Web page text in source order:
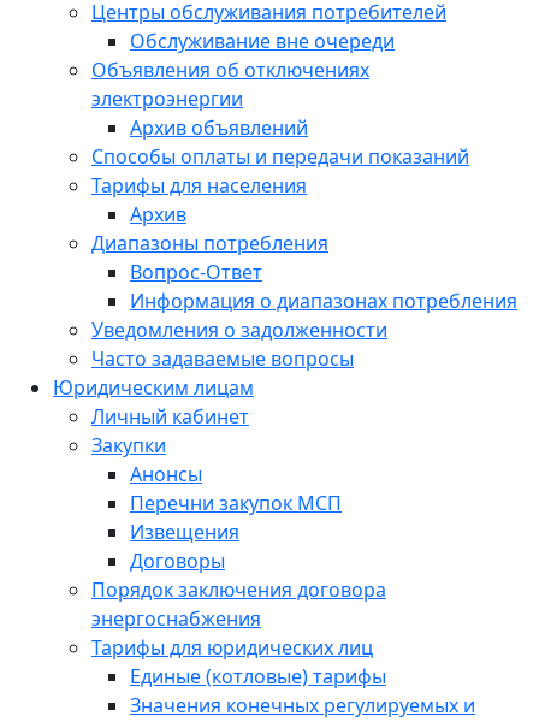
Центры обслуживания потребителей
Обслуживание вне очереди
Объявления об отключениях
электроэнергии
Архив объявлений
Способы оплаты и передачи показаний
Тарифы для населения
Архив
Диапазоны потребления
Вопрос-Ответ
Информация о диапазонах потребления
Уведомления о задолженности
Часто задаваемые вопросы
Юридическим лицам
Личный кабинет
Закупки
Анонсы
Перечни закупок МСП
Извещения
Договоры
Порядок заключения договора
энергоснабжения
Тарифы для юридических лиц
Единые (котловые) тарифы
Значения конечных регулируемых и